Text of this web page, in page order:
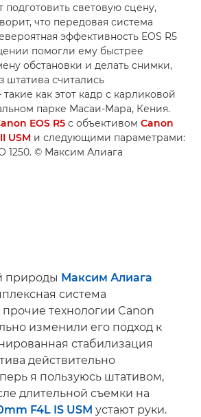
подготовить световую сцену,
что передовая система
эффективность EOS R5
помогли ему быстрее
обстановки и делать снимки,
штатива считались
как этот кадр с карликовой
парке Масаи-Мара, Кения.
EOS R5 с объективом Canon
USM и следующими параметрами:
1250. © Максим Алиага
природы Максим Алиага
система
технологии Canon
изменили его подход к
стабилизация
действительно
я пользуюсь штативом,
длительной съемки на
F4L IS USM устают руки.